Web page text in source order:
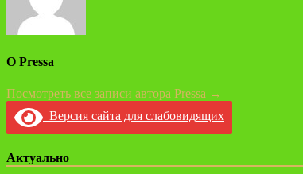
О Pressa
Посмотреть все записи автора Pressa →
Версия сайта для слабовидящих
Актуально